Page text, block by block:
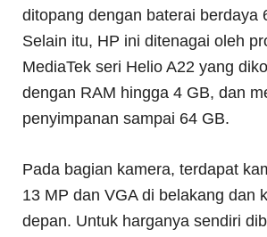
ditopang dengan baterai berdaya
Selain itu, HP ini ditenagai oleh
MediaTek seri Helio A22 yang
dengan RAM hingga 4 GB, dan
penyimpanan sampai 64 GB.
Pada bagian kamera, terdapat
13 MP dan VGA di belakang dan
depan. Untuk harganya sendiri